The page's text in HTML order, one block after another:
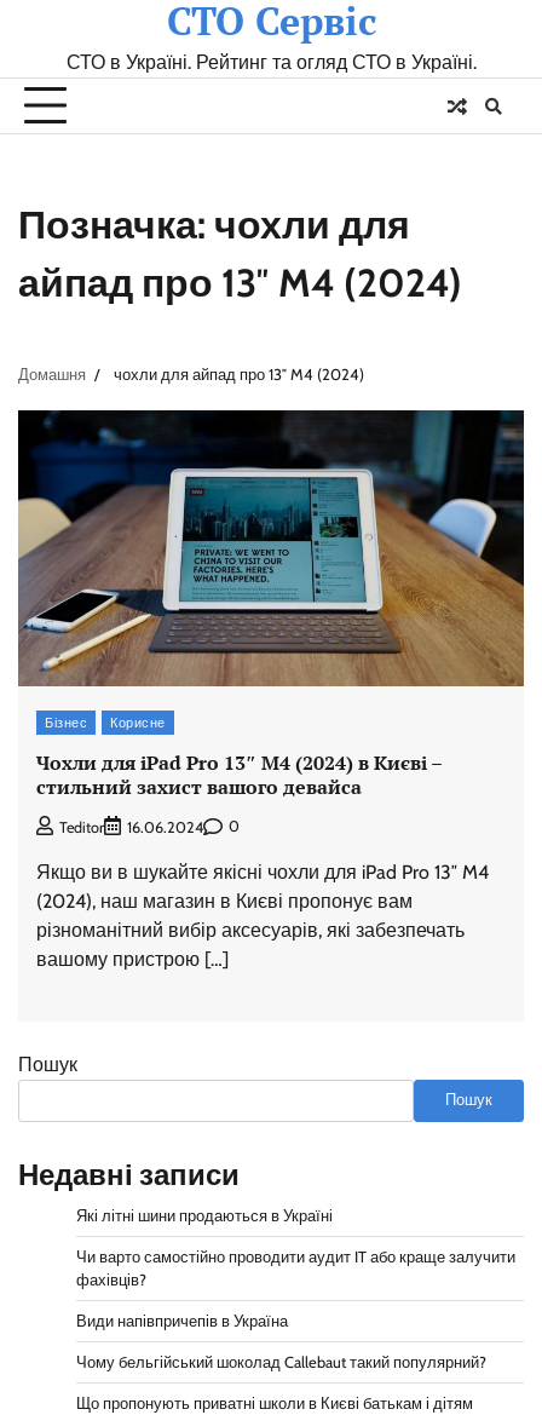
СТО Сервіс
СТО в Україні. Рейтинг та огляд СТО в Україні.
Позначка: чохли для
айпад про 13″ M4 (2024)
Домашня чохли для айпад про 13″ M4 (2024)
Бізнес Корисне
Чохли для iPad Pro 13″ M4 (2024) в Києві –
стильний захист вашого девайса
Teditor 16.06.2024 0
Якщо ви в шукайте якісні чохли для iPad Pro 13″ M4
(2024), наш магазин в Києві пропонує вам
різноманітний вибір аксесуарів, які забезпечать
вашому пристрою […]
Пошук
Пошук
Недавні записи
Які літні шини продаються в Україні
Чи варто самостійно проводити аудит IT або краще залучити
фахівців?
Види напівпричепів в Україна
Чому бельгійський шоколад Callebaut такий популярний?
Що пропонують приватні школи в Києві батькам і дітям